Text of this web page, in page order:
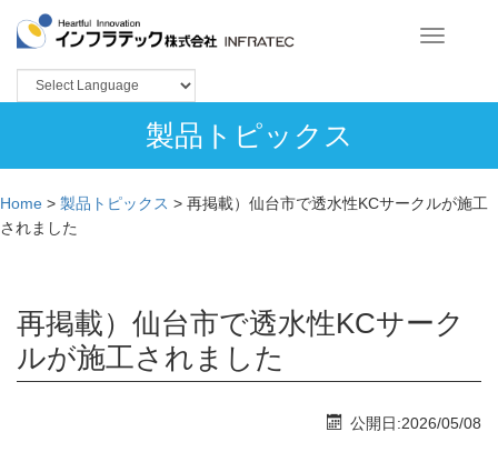
Toggle
製品トピックス
Home > 製品トピックス > 再掲載）仙台市で透水性KCサークルが施工
されました
再掲載）仙台市で透水性KCサーク
ルが施工されました
公開日:2026/05/08